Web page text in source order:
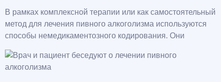
В рамках комплексной терапии или как самостоятельный
метод для лечения пивного алкоголизма используются
способы немедикаментозного кодирования. Они